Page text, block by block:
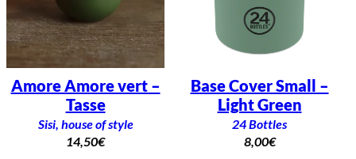
Amore Amore vert –
Tasse
Sisi, house of style
14,50€
Base Cover Small –
Light Green
24 Bottles
8,00€